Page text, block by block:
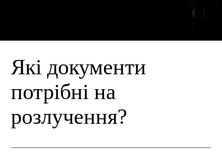
Які документи
потрібні на
розлучення?